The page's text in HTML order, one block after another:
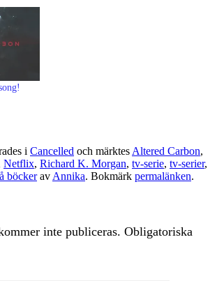
i Cancelled och märktes Altered Carbon,
Netflix, Richard K. Morgan, tv-serie, tv-serier,
böckerav Annika. Bokmärk permalänken.
inte publiceras. Obligatoriska